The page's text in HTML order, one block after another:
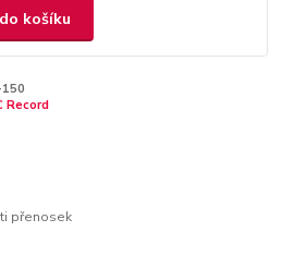
košíku
Record
přenosek